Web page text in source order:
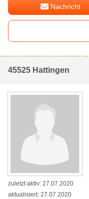
Nachricht
45525 Hattingen
zuletzt aktiv: 27.07.2020
aktualisiert: 27.07.2020